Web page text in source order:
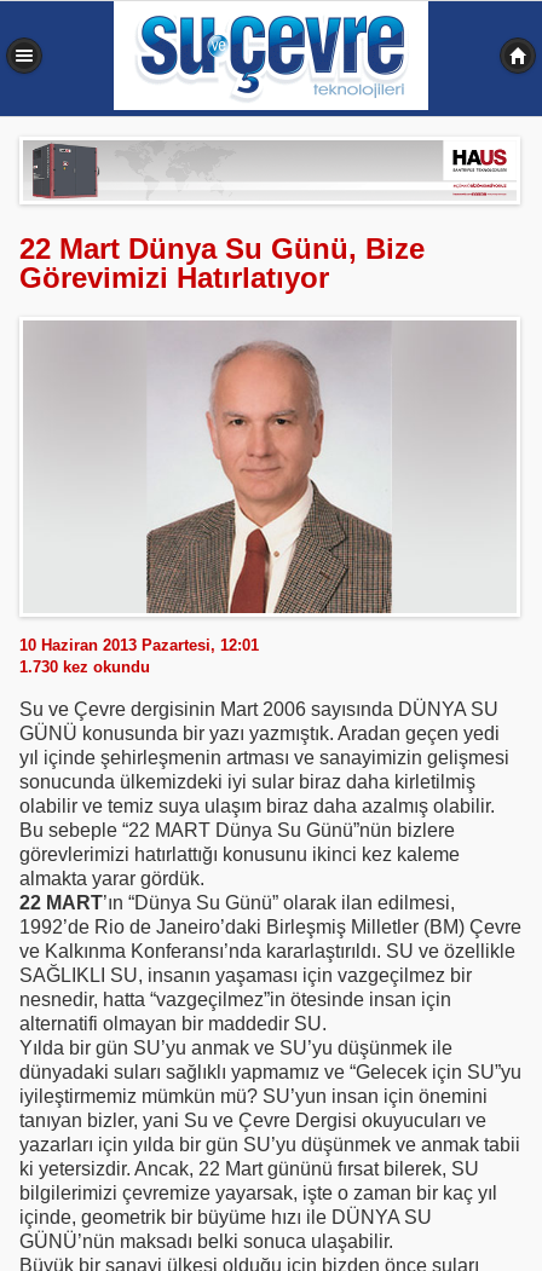
22 Mart Dünya Su Günü, Bize
Görevimizi Hatırlatıyor
10 Haziran 2013 Pazartesi, 12:01
1.730 kez okundu
Su ve Çevre dergisinin Mart 2006 sayısında DÜNYA SU
GÜNÜ konusunda bir yazı yazmıştık. Aradan geçen yedi
yıl içinde şehirleşmenin artması ve sanayimizin gelişmesi
sonucunda ülkemizdeki iyi sular biraz daha kirletilmiş
olabilir ve temiz suya ulaşım biraz daha azalmış olabilir.
Bu sebeple “22 MART Dünya Su Günü”nün bizlere
görevlerimizi hatırlattığı konusunu ikinci kez kaleme
almakta yarar gördük.
22 MART’ın “Dünya Su Günü” olarak ilan edilmesi,
1992’de Rio de Janeiro’daki Birleşmiş Milletler (BM) Çevre
ve Kalkınma Konferansı’nda kararlaştırıldı. SU ve özellikle
SAĞLIKLI SU, insanın yaşaması için vazgeçilmez bir
nesnedir, hatta “vazgeçilmez”in ötesinde insan için
alternatifi olmayan bir maddedir SU.
Yılda bir gün SU’yu anmak ve SU’yu düşünmek ile
dünyadaki suları sağlıklı yapmamız ve “Gelecek için SU”yu
iyileştirmemiz mümkün mü? SU’yun insan için önemini
tanıyan bizler, yani Su ve Çevre Dergisi okuyucuları ve
yazarları için yılda bir gün SU’yu düşünmek ve anmak tabii
ki yetersizdir. Ancak, 22 Mart gününü fırsat bilerek, SU
bilgilerimizi çevremize yayarsak, işte o zaman bir kaç yıl
içinde, geometrik bir büyüme hızı ile DÜNYA SU
GÜNÜ’nün maksadı belki sonuca ulaşabilir.
Büyük bir sanayi ülkesi olduğu için bizden önce suları
0,336 sn